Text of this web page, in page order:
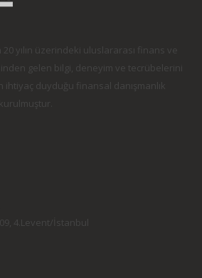
yılın üzerindeki uluslararası finans ve
gelen bilgi, deneyim ve tecrübelerini
duyduğu finansal danışmanlık
4.Levent/İstanbul